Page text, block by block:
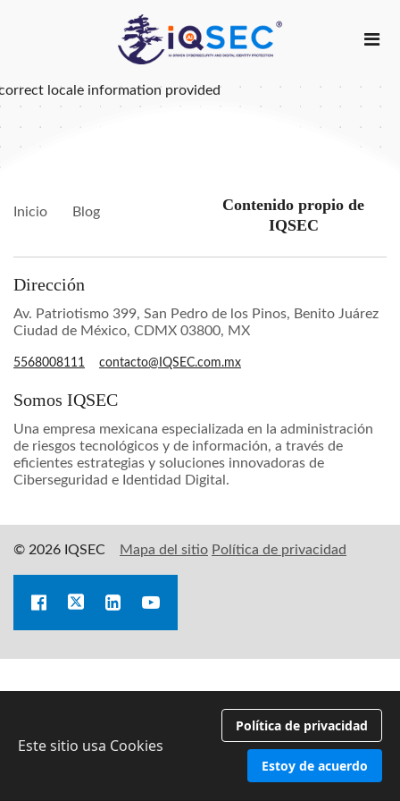
locale information provided
Inicio Blog
Contenido propio de
IQSEC
Dirección
Av. Patriotismo 399, San Pedro de los Pinos, Benito Juárez
Ciudad de México, CDMX 03800, MX
5568008111 contacto@IQSEC.com.mx
Somos IQSEC
Una empresa mexicana especializada en la administración
de riesgos tecnológicos y de información, a través de
eficientes estrategias y soluciones innovadoras de
Ciberseguridad e Identidad Digital.
© 2026 IQSEC Mapa del sitio Política de privacidad
Este sitio usa Cookies
Política de privacidad
Estoy de acuerdo